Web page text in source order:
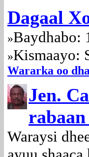
Dagaal
»Baydhabo:
»Kismaayo:
Wararka oo
Jen.
Waraysi